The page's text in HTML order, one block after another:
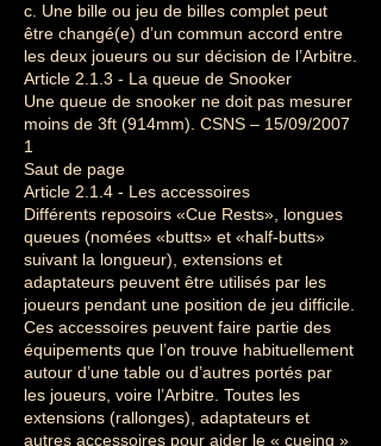
c. Une bille ou jeu de billes complet peut
être changé(e) d’un commun accord entre
les deux joueurs ou sur décision de l’Arbitre.
Article 2.1.3 - La queue de Snooker
Une queue de snooker ne doit pas mesurer
moins de 3ft (914mm). CSNS – 15/09/2007
1
Saut de page
Article 2.1.4 - Les accessoires
Différents reposoirs «Cue Rests», longues
queues (nomées «butts» et «half-butts»
suivant la longueur), extensions et
adaptateurs peuvent être utilisés par les
joueurs pendant une position de jeu difficile.
Ces accessoires peuvent faire partie des
équipements que l’on trouve habituellement
autour d’une table ou d’autres portés par
les joueurs, voire l’Arbitre. Toutes les
extensions (rallonges), adaptateurs et
autres accessoires pour aider le « cueing »